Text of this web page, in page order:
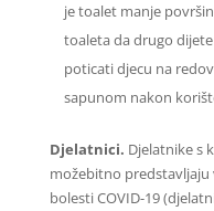
je toalet manje
toaleta da drugo
poticati djecu na
sapunom nakon
Djelatnici. Djelatnike s
možebitno predstavljaju
bolesti COVID-19